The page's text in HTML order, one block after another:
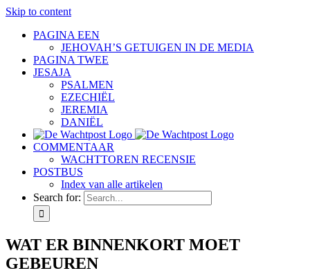
Skip to content
PAGINA EEN
JEHOVAH’S GETUIGEN IN DE MEDIA
PAGINA TWEE
JESAJA
PSALMEN
EZECHIËL
JEREMIA
DANIËL
COMMENTAAR
WACHTTOREN RECENSIE
POSTBUS
Index van alle artikelen
Search for:
WAT ER BINNENKORT MOET
GEBEUREN